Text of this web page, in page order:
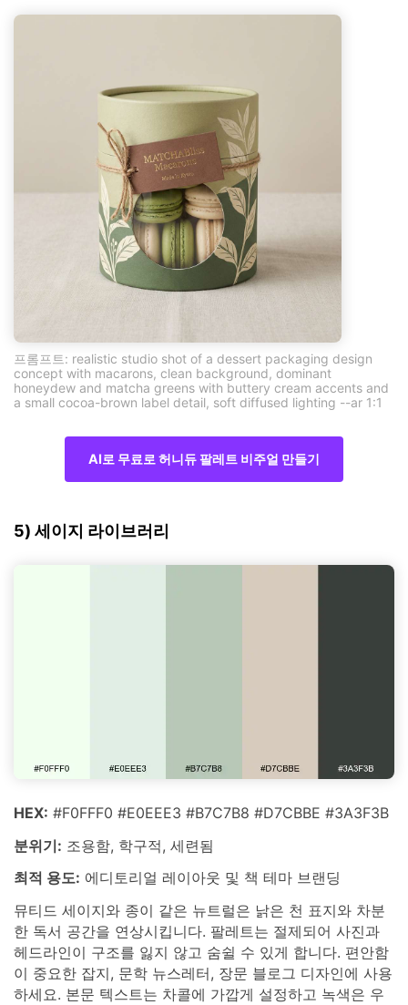
프롬프트: realistic studio shot of a dessert packaging design
concept with macarons, clean background, dominant
honeydew and matcha greens with buttery cream accents and
a small cocoa-brown label detail, soft diffused lighting --ar 1:1
AI로 무료로 허니듀 팔레트 비주얼 만들기
5) 세이지 라이브러리
HEX: #F0FFF0 #E0EEE3 #B7C7B8 #D7CBBE #3A3F3B
분위기: 조용함, 학구적, 세련됨
최적 용도: 에디토리얼 레이아웃 및 책 테마 브랜딩
뮤티드 세이지와 종이 같은 뉴트럴은 낡은 천 표지와 차분
한 독서 공간을 연상시킵니다. 팔레트는 절제되어 사진과
헤드라인이 구조를 잃지 않고 숨쉴 수 있게 합니다. 편안함
이 중요한 잡지, 문학 뉴스레터, 장문 블로그 디자인에 사용
하세요. 본문 텍스트는 차콜에 가깝게 설정하고 녹색은 우